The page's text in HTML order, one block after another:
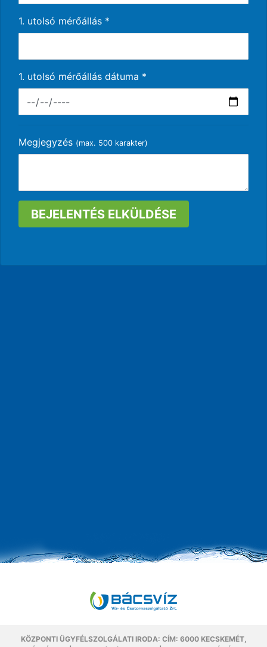
1. utolsó mérőállás *
1. utolsó mérőállás dátuma *
Megjegyzés (max. 500 karakter)
BEJELENTÉS ELKÜLDÉSE
KÖZPONTI ÜGYFÉLSZOLGÁLATI IRODA: CÍM: 6000 KECSKEMÉT,